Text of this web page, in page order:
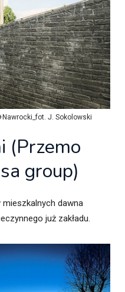
J. Sokolowski
(Przemo
group)
dawna
już zakładu.